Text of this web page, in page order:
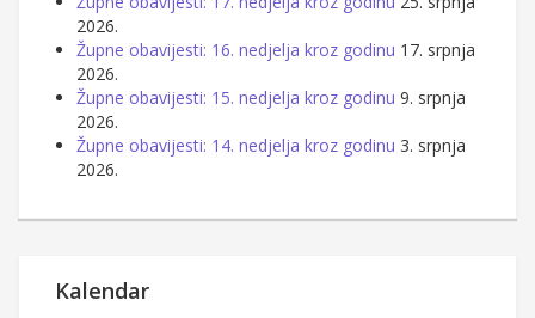
2026.
Župne obavijesti: 16. nedjelja kroz godinu 17. srpnja
2026.
Župne obavijesti: 15. nedjelja kroz godinu 9. srpnja
2026.
Župne obavijesti: 14. nedjelja kroz godinu 3. srpnja
2026.
Kalendar